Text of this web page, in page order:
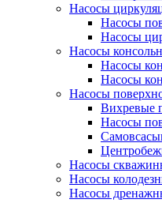
Насосы
Насосы
Насосы
Насосы
Насосы
Насосы
Насосы
Вихревые
Насосы
Насосы
Насосы
Насосы